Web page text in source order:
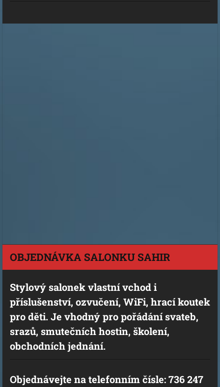
OBJEDNÁVKA SALONKU SAHIR
Stylový salonek vlastní vchod i
příslušenství, ozvučení, WiFi, hrací koutek
pro děti. Je vhodný pro pořádání svateb,
srazů, smutečních hostin, školení,
obchodních jednání.
Objednávejte na telefonním čísle: 736 247